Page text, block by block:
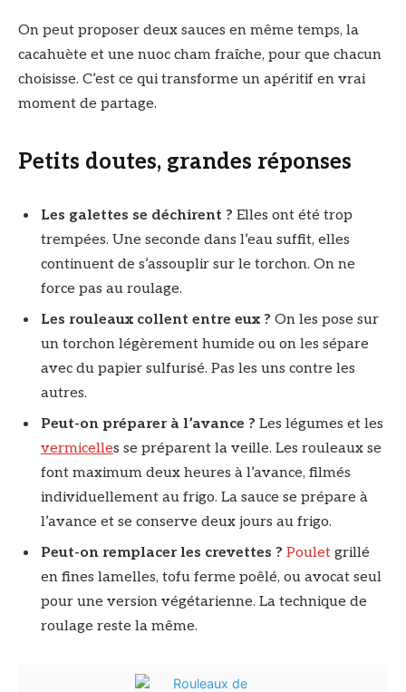
On peut proposer deux sauces en même temps, la
cacahuète et une nuoc cham fraîche, pour que chacun
choisisse. C’est ce qui transforme un apéritif en vrai
moment de partage.
Petits doutes, grandes réponses
Les galettes se déchirent ? Elles ont été trop
trempées. Une seconde dans l’eau suffit, elles
continuent de s’assouplir sur le torchon. On ne
force pas au roulage.
Les rouleaux collent entre eux ? On les pose sur
un torchon légèrement humide ou on les sépare
avec du papier sulfurisé. Pas les uns contre les
autres.
Peut-on préparer à l’avance ? Les légumes et les
vermicelles se préparent la veille. Les rouleaux se
font maximum deux heures à l’avance, filmés
individuellement au frigo. La sauce se prépare à
l’avance et se conserve deux jours au frigo.
Peut-on remplacer les crevettes ? Poulet grillé
en fines lamelles, tofu ferme poêlé, ou avocat seul
pour une version végétarienne. La technique de
roulage reste la même.